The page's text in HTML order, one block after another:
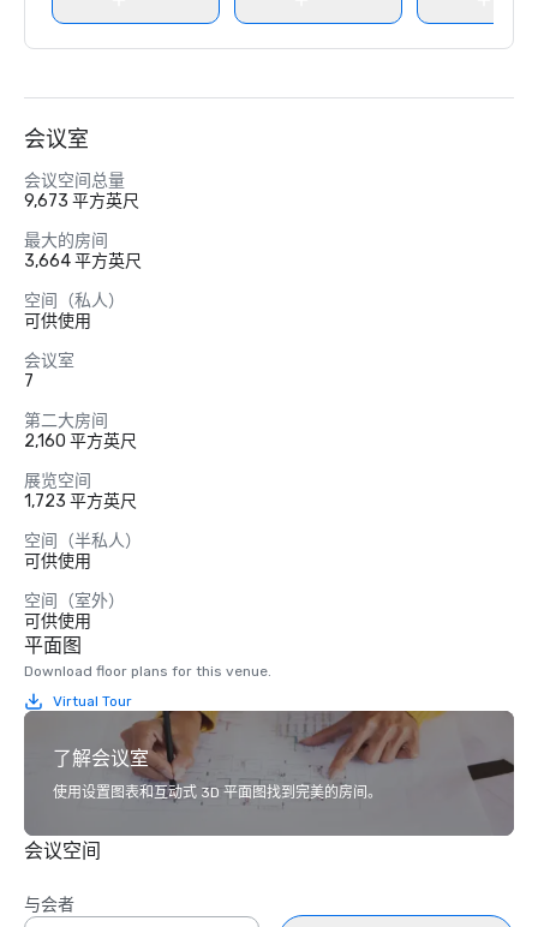
会议室
会议空间总量
9,673 平方英尺
最大的房间
3,664 平方英尺
空间（私人）
可供使用
会议室
7
第二大房间
2,160 平方英尺
展览空间
1,723 平方英尺
空间（半私人）
可供使用
空间（室外）
可供使用
平面图
Download floor plans for this venue.
Virtual Tour
了解会议室
使用设置图表和互动式 3D 平面图找到完美的房间。
会议空间
与会者